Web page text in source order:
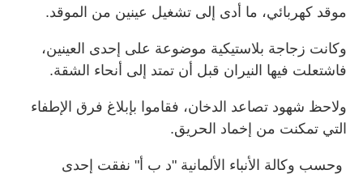
موقد كهربائي، ما أدى إلى تشغيل عينين من الموقد.
وكانت زجاجة بلاستيكية موضوعة على إحدى العينين،
فاشتعلت فيها النيران قبل أن تمتد إلى أنحاء الشقة.
ولاحظ شهود تصاعد الدخان، فقاموا بإبلاغ فرق الإطفاء
التي تمكنت من إخماد الحريق.
وحسب وكالة الأنباء الألمانية "د ب أ" نفقت إحدى